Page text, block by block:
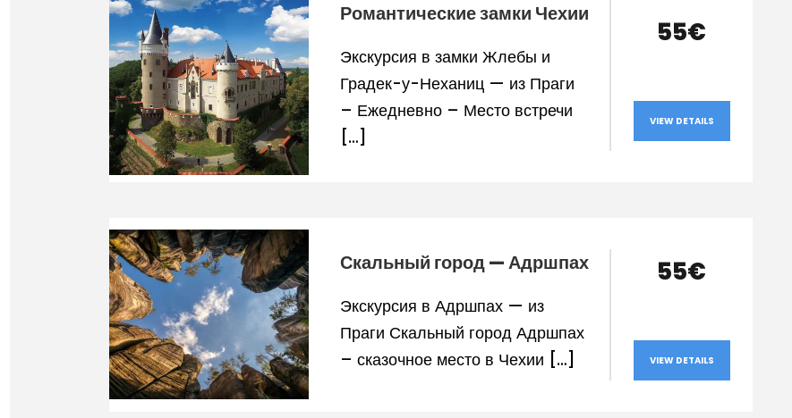
Романтические замки Чехии
Экскурсия в замки Жлебы и
Градек-у-Неханиц — из Праги
– Ежедневно – Место встречи
[…]
55€
VIEW DETAILS
Скальный город — Адршпах
Экскурсия в Адршпах — из
Праги Скальный город Адршпах
– сказочное место в Чехии […]
55€
VIEW DETAILS